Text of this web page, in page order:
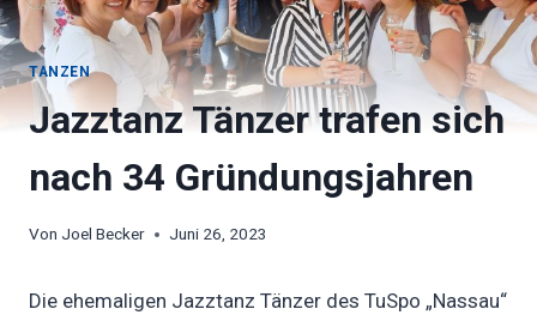
TANZEN
Jazztanz Tänzer trafen sich
nach 34 Gründungsjahren
Von Joel Becker Juni 26, 2023
Die ehemaligen Jazztanz Tänzer des TuSpo „Nassau“